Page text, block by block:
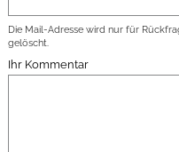
Die Mail-Adresse wird nur für
gelöscht.
Ihr Kommentar